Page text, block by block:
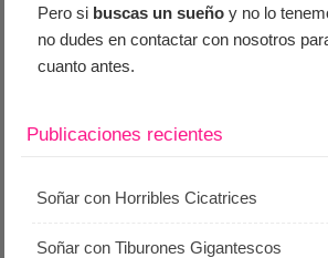
Pero si buscas un sueño y no lo
no dudes en contactar con nosotros
cuanto antes.
Publicaciones recientes
Soñar con Horribles Cicatrices
Soñar con Tiburones Gigantescos